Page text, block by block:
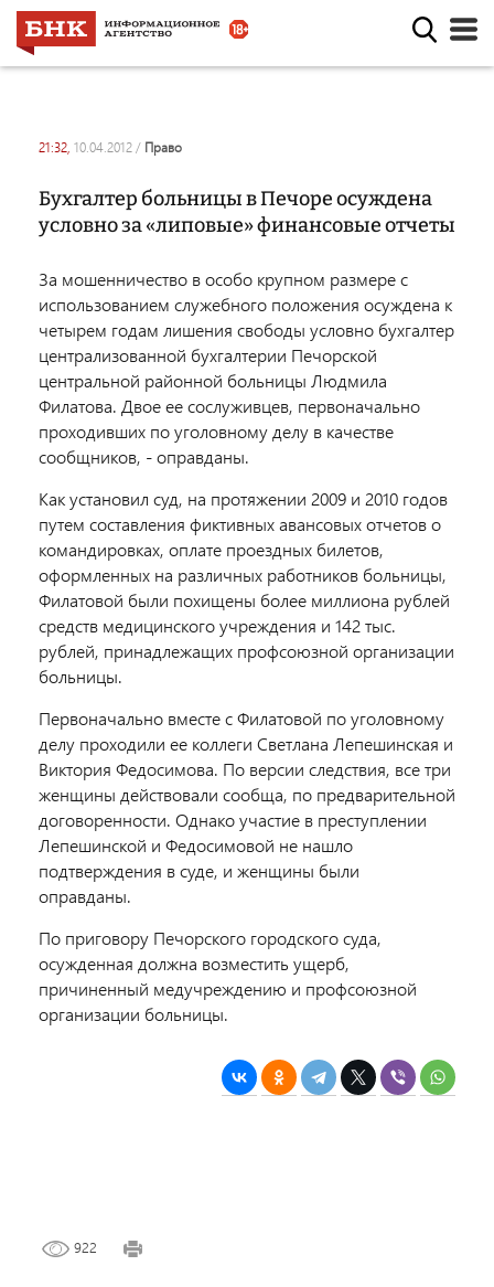
21:32, 10.04.2012 / право
Бухгалтер больницы в Печоре осуждена
условно за «липовые» финансовые отчеты
За мошенничество в особо крупном размере с
использованием служебного положения осуждена к
четырем годам лишения свободы условно бухгалтер
централизованной бухгалтерии Печорской
центральной районной больницы Людмила
Филатова. Двое ее сослуживцев, первоначально
проходивших по уголовному делу в качестве
сообщников, - оправданы.
Как установил суд, на протяжении 2009 и 2010 годов
путем составления фиктивных авансовых отчетов о
командировках, оплате проездных билетов,
оформленных на различных работников больницы,
Филатовой были похищены более миллиона рублей
средств медицинского учреждения и 142 тыс.
рублей, принадлежащих профсоюзной организации
больницы.
Первоначально вместе с Филатовой по уголовному
делу проходили ее коллеги Светлана Лепешинская и
Виктория Федосимова. По версии следствия, все три
женщины действовали сообща, по предварительной
договоренности. Однако участие в преступлении
Лепешинской и Федосимовой не нашло
подтверждения в суде, и женщины были
оправданы.
По приговору Печорского городского суда,
осужденная должна возместить ущерб,
причиненный медучреждению и профсоюзной
организации больницы.
922